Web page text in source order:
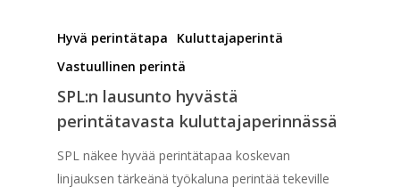
Hyvä perintätapa
Kuluttajaperintä
Vastuullinen perintä
SPL:n lausunto hyvästä
perintätavasta kuluttajaperinnässä
SPL näkee hyvää perintätapaa koskevan
linjauksen tärkeänä työkaluna perintää tekeville